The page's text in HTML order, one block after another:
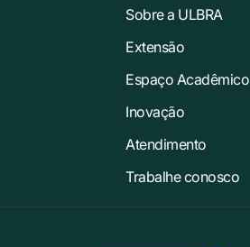
Sobre a ULBRA
Extensão
Espaço Acadêmico
Inovação
Atendimento
Trabalhe conosco